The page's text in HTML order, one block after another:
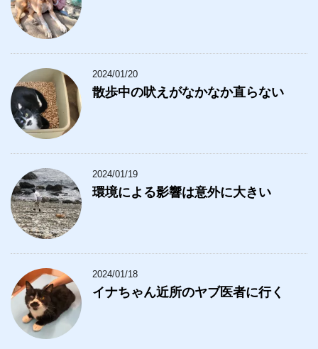
2024/01/20
散歩中の吠えがなかなか直らない
2024/01/19
環境による影響は意外に大きい
2024/01/18
イナちゃん近所のヤブ医者に行く